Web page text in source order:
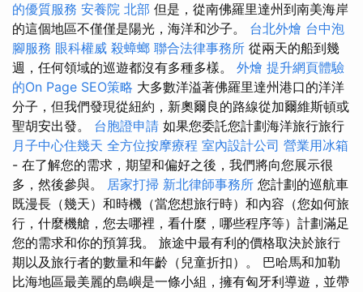
的優質服務 安養院 北部 但是，從南佛羅里達州到南美海岸
的這個地區不僅僅是陽光，海洋和沙子。 台北外燴 台中泡
腳服務 眼科權威 殺蟑螂 聯合法律事務所 從兩天的船到幾
週，任何領域的巡遊都沒有多種多樣。 外燴 提升網頁體驗
的On Page SEO策略 大多數洋溢著佛羅里達州港口的洋洋
分子，但我們發現從紐約，新奧爾良的路線從加爾維斯頓或
聖胡安出發。 台胞證申請 如果您委託您計劃海洋旅行旅行
月子中心住幾天 全方位按摩療程 室內設計公司 營業用冰箱
- 在了解您的需求，期望和偏好之後，我們將向您展示很
多，然後參與。 居家打掃 新北律師事務所 您計劃的巡航車
既漫長（幾天）和時機（當您想旅行時）和內容（您如何旅
行，什麼機艙，您去哪裡，看什麼，哪些程序等）計劃滿足
您的需求和你的預算我。 旅途中最有利的價格取決於旅行
期以及旅行者的數量和年齡（兒童折扣）。 巴哈馬和加勒
比海地區最美麗的島嶼是一條小組，擁有匈牙利導遊，並帶